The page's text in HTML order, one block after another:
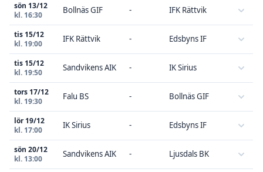
sön 13/12
kl. 16:30
Bollnäs GIF - IFK Rättvik
tis 15/12
kl. 19:00
IFK Rättvik - Edsbyns IF
tis 15/12
kl. 19:50
Sandvikens AIK - IK Sirius
tors 17/12
kl. 19:30
Falu BS - Bollnäs GIF
lör 19/12
kl. 17:00
IK Sirius - Edsbyns IF
sön 20/12
kl. 13:00
Sandvikens AIK - Ljusdals BK